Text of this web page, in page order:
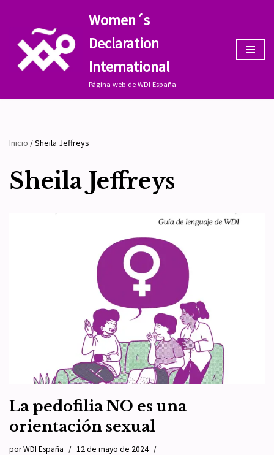
contenido
Women´s
Declaration
International
Página web de WDI España
Inicio /Sheila Jeffreys
Sheila Jeffreys
La pedofilia NO es una
orientación sexual
porWDI España
12 de mayo de 2024